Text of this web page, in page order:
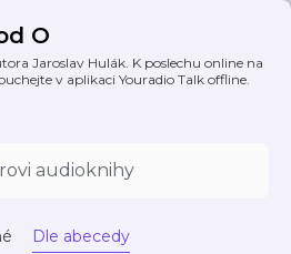
O
Jaroslav Hulák. K poslechu online na
v aplikaci Youradio Talk offline.
Dle abecedy